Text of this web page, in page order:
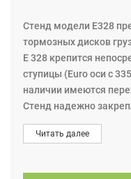
Стенд модели E328
тормозных дисков
E 328 крепится
ступицы (Euro оси с
наличии имеются
Стенд надежно
установочной
высоте и наклону оси
Читать далее